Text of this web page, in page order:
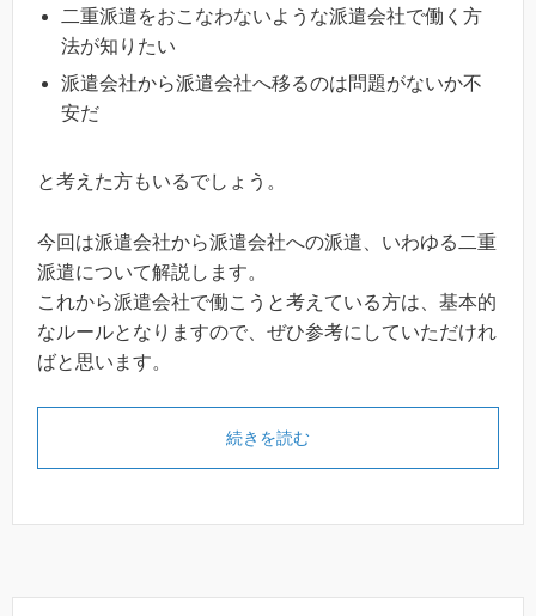
二重派遣をおこなわないような派遣会社で働く方
法が知りたい
派遣会社から派遣会社へ移るのは問題がないか不
安だ
と考えた方もいるでしょう。
今回は派遣会社から派遣会社への派遣、いわゆる二重
派遣について解説します。
これから派遣会社で働こうと考えている方は、基本的
なルールとなりますので、ぜひ参考にしていただけれ
ばと思います。
続きを読む